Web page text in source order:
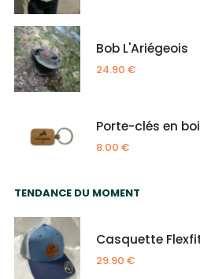
Bob L'Ariégeois
24.90 €
Porte-clés en
8.00 €
TENDANCE DU MOMENT
Casquette
29.90 €